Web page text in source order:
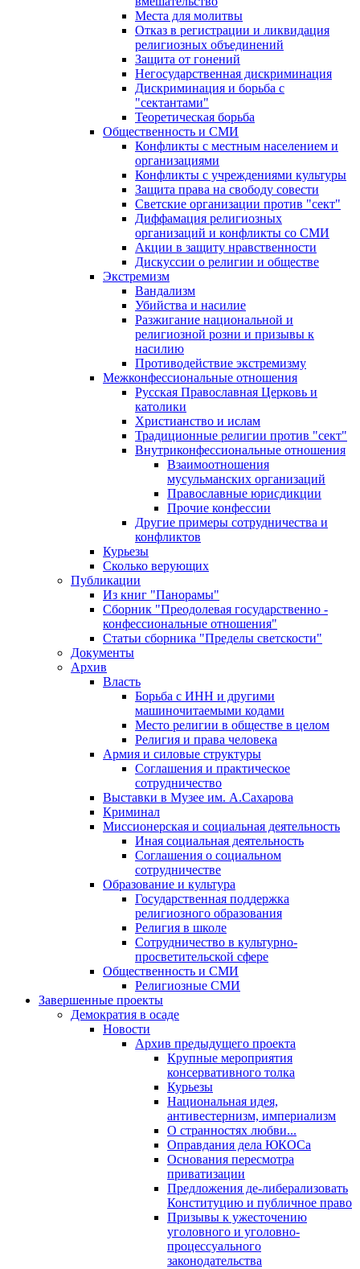
Места для молитвы
Отказ в регистрации и ликвидация
религиозных объединений
Защита от гонений
Негосударственная дискриминация
Дискриминация и борьба с
"сектантами"
Теоретическая борьба
Общественность и СМИ
Конфликты с местным населением и
организациями
Конфликты с учреждениями культуры
Защита права на свободу совести
Светские организации против "сект"
Диффамация религиозных
организаций и конфликты со СМИ
Акции в защиту нравственности
Дискуссии о религии и обществе
Экстремизм
Вандализм
Убийства и насилие
Разжигание национальной и
религиозной розни и призывы к
насилию
Противодействие экстремизму
Межконфессиональные отношения
Русская Православная Церковь и
католики
Христианство и ислам
Традиционные религии против "сект"
Внутриконфессиональные отношения
Взаимоотношения
мусульманских организаций
Православные юрисдикции
Прочие конфессии
Другие примеры сотрудничества и
конфликтов
Курьезы
Сколько верующих
Публикации
Из книг "Панорамы"
Сборник "Преодолевая государственно -
конфессиональные отношения"
Статьи сборника "Пределы светскости"
Документы
Архив
Власть
Борьба с ИНН и другими
машиночитаемыми кодами
Место религии в обществе в целом
Религия и права человека
Армия и силовые структуры
Соглашения и практическое
сотрудничество
Выставки в Музее им. А.Сахарова
Криминал
Миссионерская и социальная деятельность
Иная социальная деятельность
Соглашения о социальном
сотрудничестве
Образование и культура
Государственная поддержка
религиозного образования
Религия в школе
Сотрудничество в культурно-
просветительской сфере
Общественность и СМИ
Религиозные СМИ
Завершенные проекты
Демократия в осаде
Новости
Архив предыдущего проекта
Крупные мероприятия
консервативного толка
Курьезы
Национальная идея,
антивестернизм, империализм
О странностях любви...
Оправдания дела ЮКОСа
Основания пересмотра
приватизации
Предложения де-либерализовать
Конституцию и публичное право
Призывы к ужесточению
уголовного и уголовно-
процессуального
законодательства